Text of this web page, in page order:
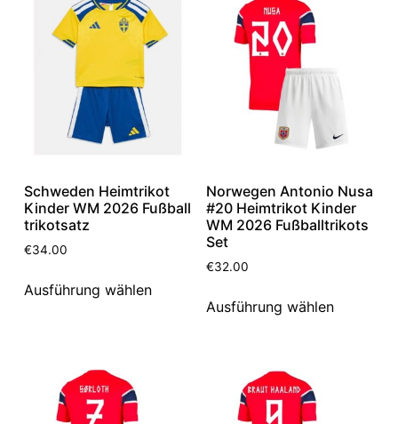
Schweden Heimtrikot
Kinder WM 2026 Fußball
trikotsatz
€34.00
Ausführung wählen
Norwegen Antonio Nusa
#20 Heimtrikot Kinder
WM 2026 Fußballtrikots
Set
€32.00
Ausführung wählen